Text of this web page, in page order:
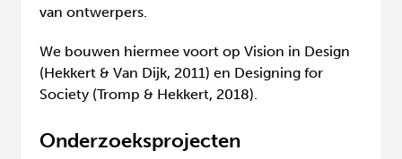
van ontwerpers.
We bouwen hiermee voort op Vision in Design
(Hekkert & Van Dijk, 2011) en Designing for
Society (Tromp & Hekkert, 2018).
Onderzoeksprojecten